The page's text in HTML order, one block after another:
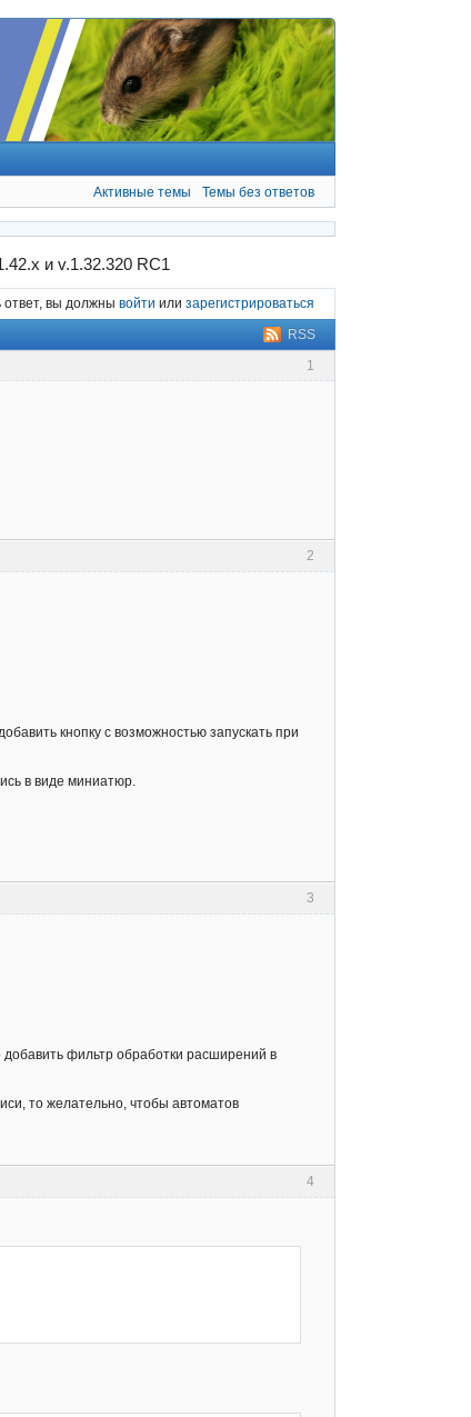
Активные темы Темы без ответов
и v.1.32.320 RC1
ответ, вы должны войти или зарегистрироваться
RSS
1
2
кнопку с возможностью запускать при
в виде миниатюр.
3
фильтр обработки расширений в
то желательно, чтобы автоматов
4